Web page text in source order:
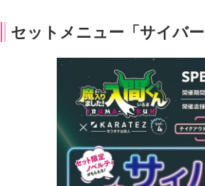
セットメニュー「サイバー